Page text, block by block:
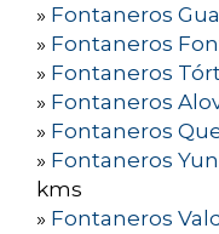
» Fontaneros
» Fontaneros
» Fontaneros
» Fontaneros
» Fontaneros
» Fontaneros
kms
» Fontaneros